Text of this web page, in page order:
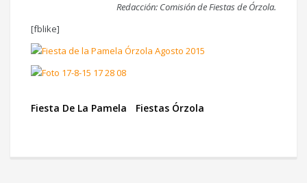
Redacción: Comisión de Fiestas de Órzola.
[fblike]
Fiesta De La Pamela Fiestas Órzola